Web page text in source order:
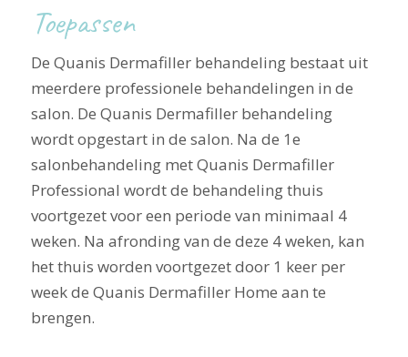
Toepassen
De Quanis Dermafiller behandeling bestaat uit
meerdere professionele behandelingen in de
salon. De Quanis Dermafiller behandeling
wordt opgestart in de salon. Na de 1e
salonbehandeling met Quanis Dermafiller
Professional wordt de behandeling thuis
voortgezet voor een periode van minimaal 4
weken. Na afronding van de deze 4 weken, kan
het thuis worden voortgezet door 1 keer per
week de Quanis Dermafiller Home aan te
brengen.